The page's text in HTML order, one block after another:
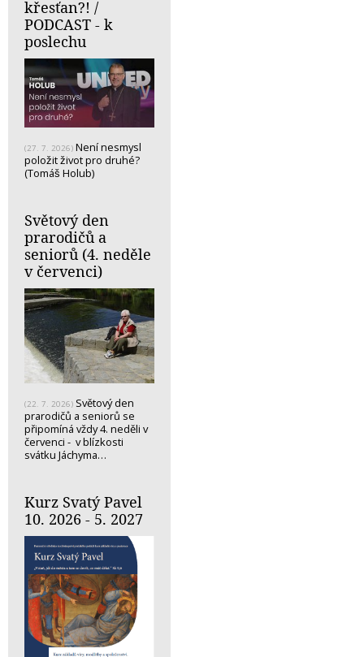
křesťan?! /
PODCAST - k
poslechu
(27. 7. 2026) Není nesmysl
položit život pro druhé?
(Tomáš Holub)
Světový den
prarodičů a
seniorů (4. neděle
v červenci)
(22. 7. 2026) Světový den
prarodičů a seniorů se
připomíná vždy 4. neděli v
červenci - v blízkosti
svátku Jáchyma…
Kurz Svatý Pavel
10. 2026 - 5. 2027